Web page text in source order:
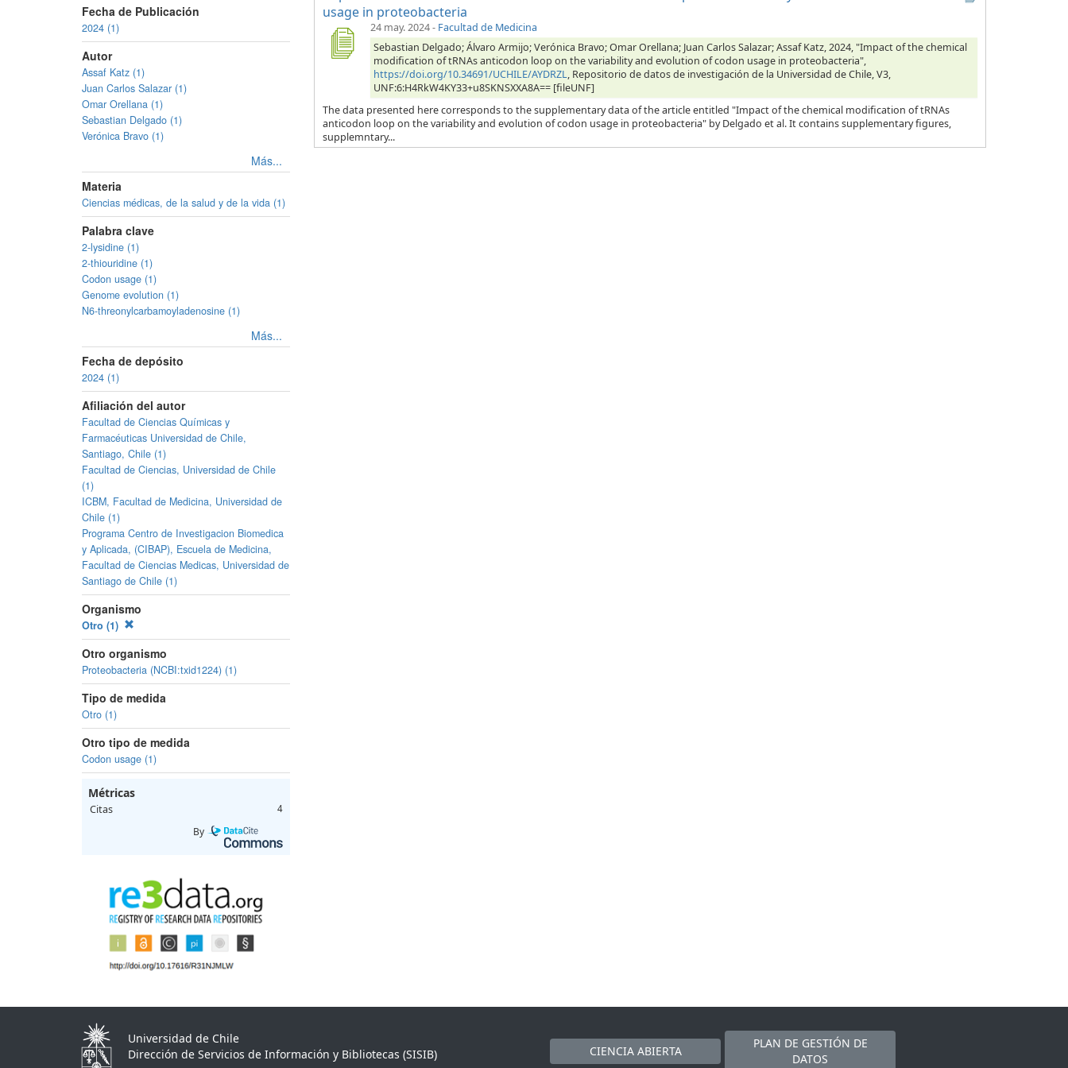
Fecha de Publicación
2024 (1)
Autor
Assaf Katz (1)
Juan Carlos Salazar (1)
Omar Orellana (1)
Sebastian Delgado (1)
Verónica Bravo (1)
Más...
Materia
Ciencias médicas, de la salud y de la vida (1)
Palabra clave
2-lysidine (1)
2-thiouridine (1)
Codon usage (1)
Genome evolution (1)
N6-threonylcarbamoyladenosine (1)
Más...
Fecha de depósito
2024 (1)
Afiliación del autor
Facultad de Ciencias Químicas y
Farmacéuticas Universidad de Chile,
Santiago, Chile (1)
Facultad de Ciencias, Universidad de Chile
(1)
ICBM, Facultad de Medicina, Universidad de
Chile (1)
Programa Centro de Investigacion Biomedica
y Aplicada, (CIBAP), Escuela de Medicina,
Facultad de Ciencias Medicas, Universidad de
Santiago de Chile (1)
Organismo
Otro (1)
Otro organismo
Proteobacteria (NCBI:txid1224) (1)
Tipo de medida
Otro (1)
Otro tipo de medida
Codon usage (1)
Métricas
Citas 4
By
usage in proteobacteria
24 may. 2024- Facultad de Medicina
Sebastian Delgado; Álvaro Armijo; Verónica Bravo; Omar Orellana; Juan Carlos Salazar; Assaf Katz, 2024, "Impact of the chemical
modification of tRNAs anticodon loop on the variability and evolution of codon usage in proteobacteria",
https://doi.org/10.34691/UCHILE/AYDRZL, Repositorio de datos de investigación de la Universidad de Chile, V3,
UNF:6:H4RkW4KY33+u8SKNSXXA8A== [fileUNF]
The data presented here corresponds to the supplementary data of the article entitled "Impact of the chemical modification of tRNAs
anticodon loop on the variability and evolution of codon usage in proteobacteria" by Delgado et al. It contains supplementary figures,
supplemntary...
Universidad de Chile
Dirección de Servicios de Información y Bibliotecas (SISIB)
CIENCIA ABIERTA
PLAN DE GESTIÓN DE
DATOS